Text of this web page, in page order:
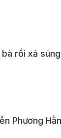
rồi xả
Phương